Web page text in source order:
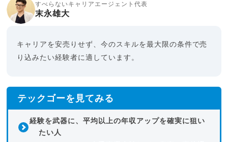
すべらないキャリアエージェント代表
末永雄大
キャリアを安売りせず、今のスキルを最大限の条件で売
り込みたい経験者に適しています。
テックゴーを見てみる
経験を武器に、平均以上の年収アップを確実に狙い
たい人